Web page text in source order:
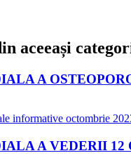
aceeași
A
informative octombrie
A VEDERII 12